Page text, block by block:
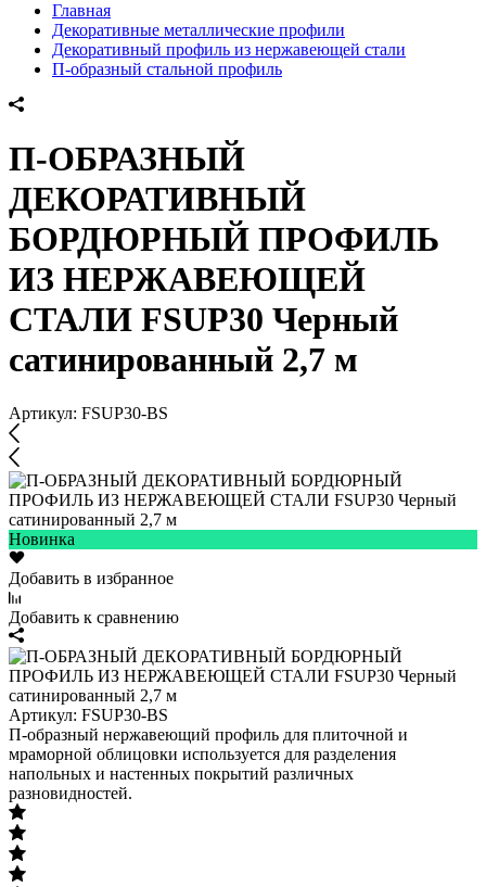
Главная
Декоративные металлические профили
Декоративный профиль из нержавеющей стали
П-образный стальной профиль
П-ОБРАЗНЫЙ
ДЕКОРАТИВНЫЙ
БОРДЮРНЫЙ ПРОФИЛЬ
ИЗ НЕРЖАВЕЮЩЕЙ
СТАЛИ FSUP30 Черный
сатинированный 2,7 м
Артикул: FSUP30-BS
Новинка
Добавить в избранное
Добавить к сравнению
Артикул: FSUP30-BS
П-образный нержавеющий профиль для плиточной и
мраморной облицовки используется для разделения
напольных и настенных покрытий различных
разновидностей.